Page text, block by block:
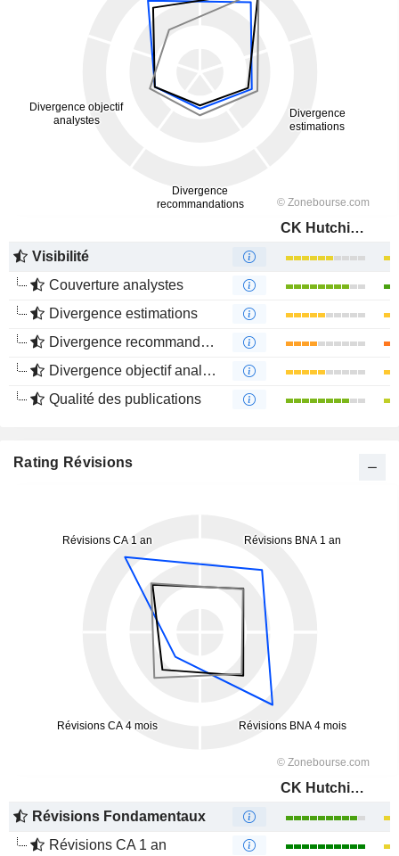
CK Hutchison Holdings Limited
Visibilité
Couverture analystes
Divergence estimations
Divergence recommandations analystes
Divergence objectif analystes
Qualité des publications
Rating Révisions
CK Hutchison Holdings Limited
Révisions Fondamentaux
Révisions CA 1 an